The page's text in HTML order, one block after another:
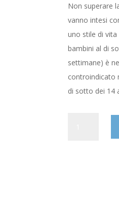
Non superare
vanno intesi
uno stile di
bambini al di
settimane) è
controindicato
di sotto dei 14